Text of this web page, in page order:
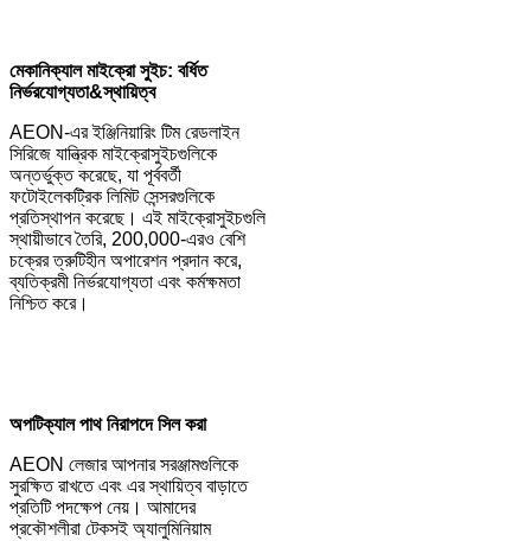
মেকানিক্যাল মাইক্রো সুইচ: বর্ধিত
নির্ভরযোগ্যতা&স্থায়িত্ব
AEON-এর ইঞ্জিনিয়ারিং টিম রেডলাইন
সিরিজে যান্ত্রিক মাইক্রোসুইচগুলিকে
অন্তর্ভুক্ত করেছে, যা পূর্ববর্তী
ফটোইলেকট্রিক লিমিট সেন্সরগুলিকে
প্রতিস্থাপন করেছে। এই মাইক্রোসুইচগুলি
স্থায়ীভাবে তৈরি, 200,000-এরও বেশি
চক্রের ত্রুটিহীন অপারেশন প্রদান করে,
ব্যতিক্রমী নির্ভরযোগ্যতা এবং কর্মক্ষমতা
নিশ্চিত করে।
অপটিক্যাল পাথ নিরাপদে সিল করা
AEON লেজার আপনার সরঞ্জামগুলিকে
সুরক্ষিত রাখতে এবং এর স্থায়িত্ব বাড়াতে
প্রতিটি পদক্ষেপ নেয়। আমাদের
প্রকৌশলীরা টেকসই অ্যালুমিনিয়াম